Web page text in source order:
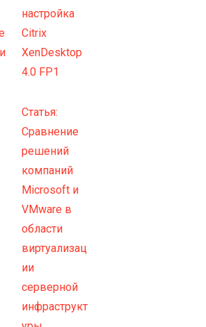
настройка
Citrix
XenDesktop
4.0 FP1
Статья:
Сравнение
решений
компаний
Microsoft и
VMware в
области
виртуализац
ии
серверной
инфраструкт